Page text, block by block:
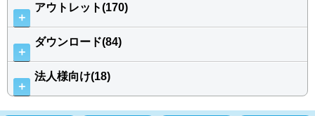
＋
アウトレット(170)
＋
ダウンロード(84)
＋
法人様向け(18)